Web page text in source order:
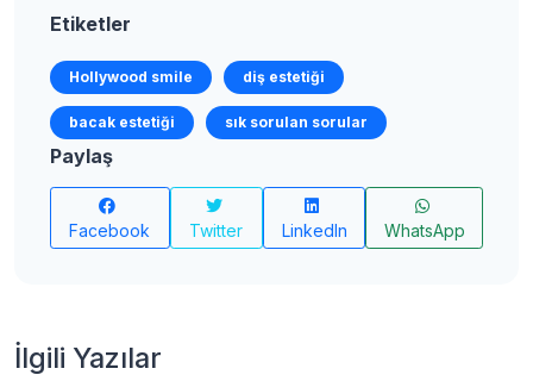
Etiketler
Hollywood smile diş estetiği
bacak estetiği sık sorulan sorular
Paylaş
Facebook Twitter LinkedIn WhatsApp
İlgili Yazılar